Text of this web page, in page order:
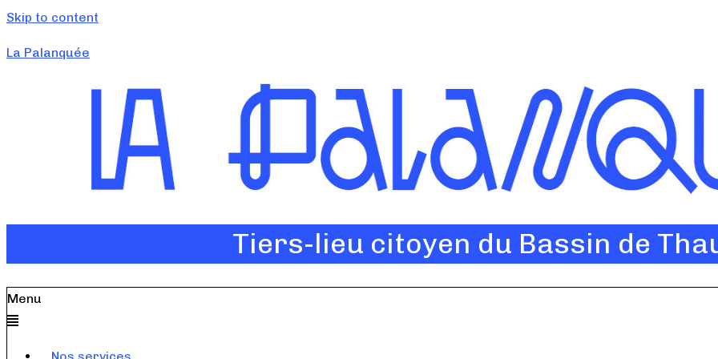
Skip to content
La Palanquée
Tiers-lieu citoyen du Bassin de
Menu